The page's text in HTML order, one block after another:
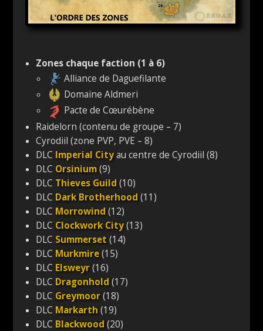
Zones chaque faction (1 à 6)
Alliance de Daguefilante
Domaine Aldmeri
Pacte de Cœurébène
Raidelorn (contenu de groupe – 7)
Cyrodiil (zone PVP, PVE – 8)
DLC Imperial Cityau centre de Cyrodiil (8)
DLC Orsinium(9)
DLC Thieves Guild (10)
DLC Dark Brotherhood (11)
DLC Morrowind (12)
DLC Clockwork City(13)
DLC Summerset (14)
DLC Murkmire(15)
DLC Elsweyr(16)
DLC Dragonhold (17)
DLC Greymoor(18)
DLC Markarth (19)
DLC Blackwood (20)